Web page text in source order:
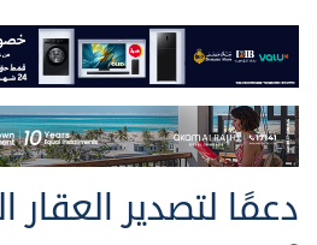
دعمًا لتصدير